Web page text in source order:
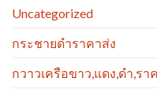
Uncategorized
กระชายดำราคาส่ง
กวาวเครือขาว,แดง,ดำ,รา